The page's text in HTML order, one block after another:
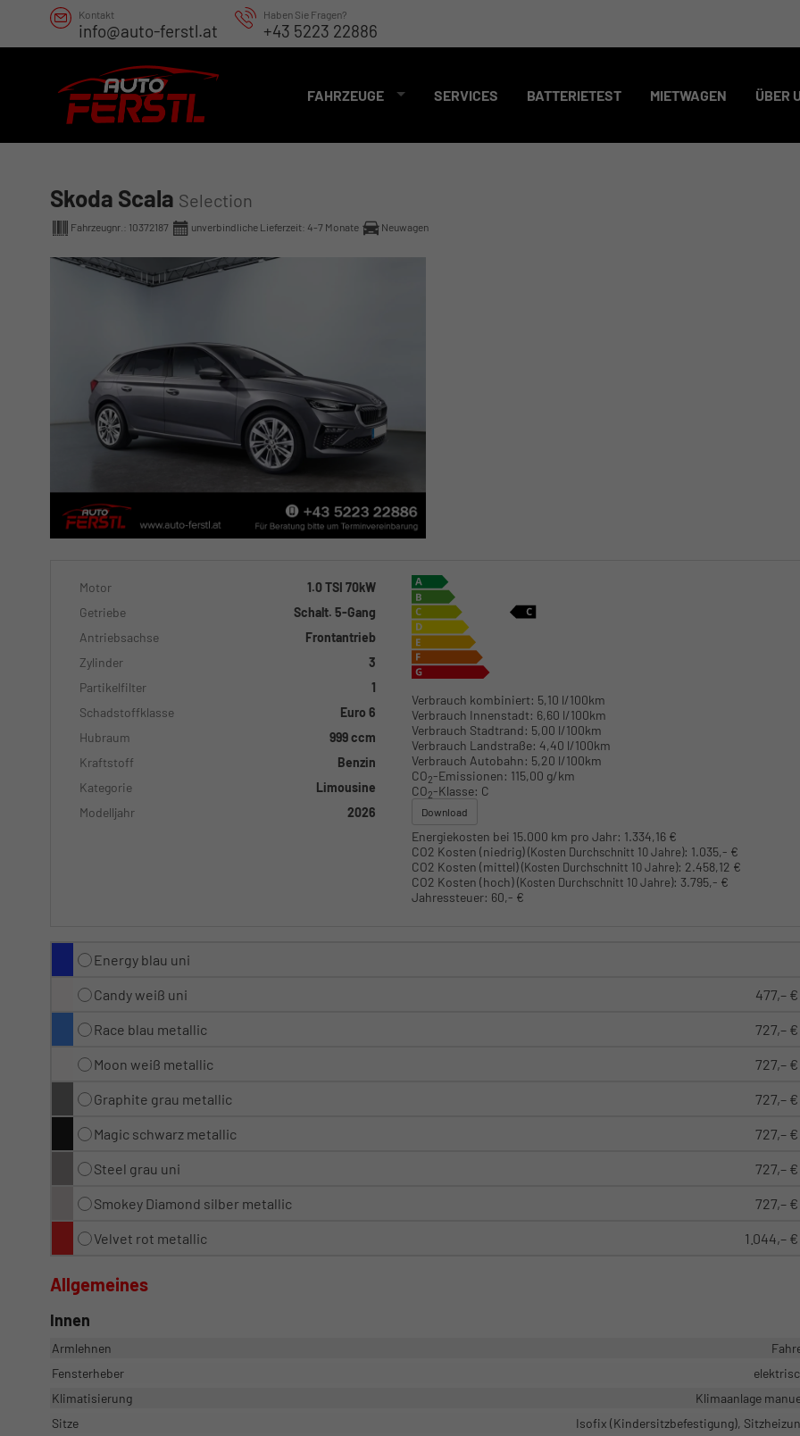
Kontakt
info@auto-ferstl.at
Haben Sie Fragen?
+43 5223 22886
FAHRZEUGE SERVICES BATTERIETEST MIETWAGEN ÜBER
Skoda Scala Selection
Fahrzeugnr.: 10372187 unverbindliche Lieferzeit: 4-7 Monate Neuwagen
Motor
1.0 TSI 70kW
Getriebe
Schalt. 5-Gang
Antriebsachse
Frontantrieb
Zylinder
3
Partikelfilter
1
Schadstoffklasse
Euro 6
Hubraum
999 ccm
Kraftstoff
Benzin
Kategorie
Limousine
Modelljahr
2026
Verbrauch kombiniert: 5,10 l/100km
Verbrauch Innenstadt: 6,60 l/100km
Verbrauch Stadtrand: 5,00 l/100km
Verbrauch Landstraße: 4,40 l/100km
Verbrauch Autobahn: 5,20 l/100km
CO2-Emissionen: 115,00 g/km
CO2-Klasse: C
Download
Energiekosten bei 15.000 km pro Jahr: 1.334,16 €
CO2 Kosten (niedrig)(Kosten Durchschnitt 10 Jahre): 1.035,- €
CO2 Kosten (mittel)(Kosten Durchschnitt 10 Jahre): 2.458,12 €
CO2 Kosten (hoch)(Kosten Durchschnitt 10 Jahre): 3.795,- €
Jahressteuer: 60,- €
Energy blau uni
Candy weiß uni 477,– €
Race blau metallic 727,– €
Moon weiß metallic 727,– €
Graphite grau metallic 727,– €
Magic schwarz metallic 727,– €
Steel grau uni 727,– €
Smokey Diamond silber metallic 727,– €
Velvet rot metallic 1.044,– €
Allgemeines
Innen
Armlehnen
Fensterheber
Klimatisierung
Klimaanlage
Sitze
Isofix (Kindersitzbefestigung),